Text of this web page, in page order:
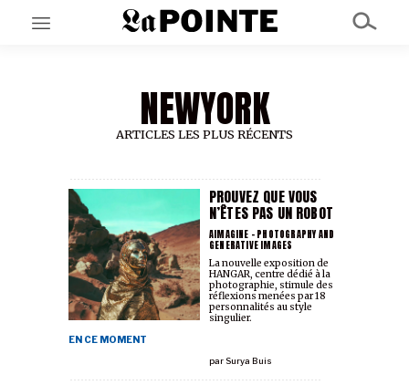
EN CE MOMENT
GRAND ANGLE
AU LARGE
À PROPOS
NOS PARTENAIRES
SOUTENEZ NOUS
NEWYORK
ARTICLES LES PLUS RÉCENTS
PROUVEZ QUE VOUS
N’ÊTES PAS UN ROBOT
AIMAGINE - PHOTOGRAPHY AND
GENERATIVE IMAGES
EN CE MOMENT
par Surya Buis
La nouvelle exposition de
HANGAR, centre dédié à la
photographie, stimule des
réflexions menées par 18
personnalités au style
singulier.